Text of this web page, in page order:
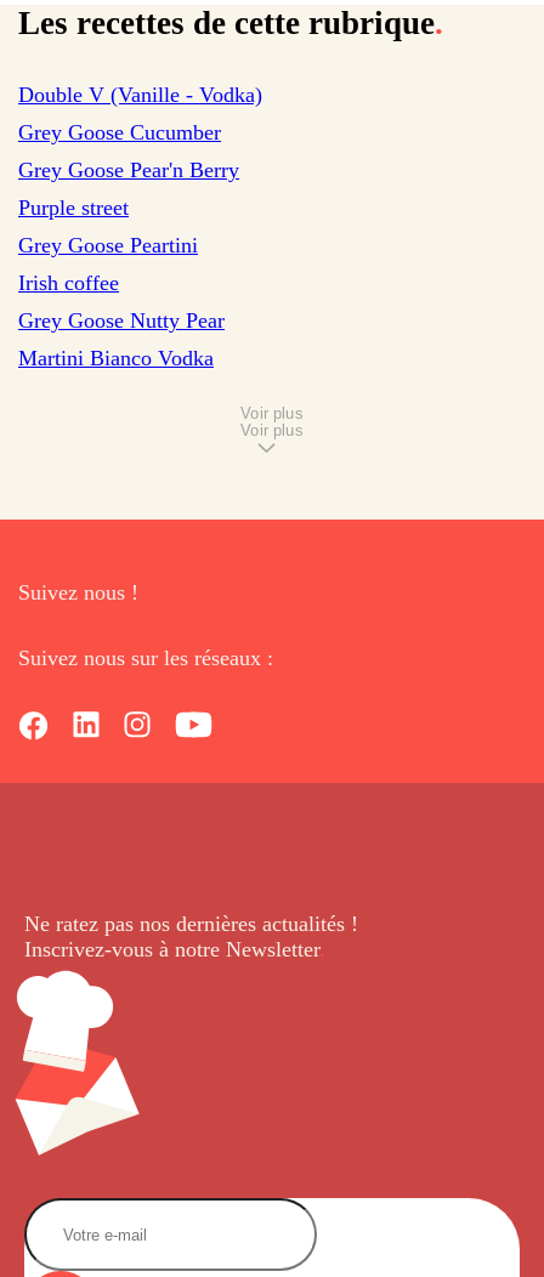
Les recettes de cette rubrique.
Double V (Vanille - Vodka)
sur 1 avis
Grey Goose Cucumber
sur 3 avis
Grey Goose Pear'n Berry
sur 15 avis
Purple street
sur 15 avis
Grey Goose Peartini
Irish coffee
Grey Goose Nutty Pear
Martini Bianco Vodka
Voir plus
Voir plus
Suivez nous !
Suivez nous sur les réseaux :
Ne ratez pas nos dernières actualités !
Inscrivez-vous à notre Newsletter.